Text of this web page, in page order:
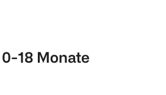
18 Monate